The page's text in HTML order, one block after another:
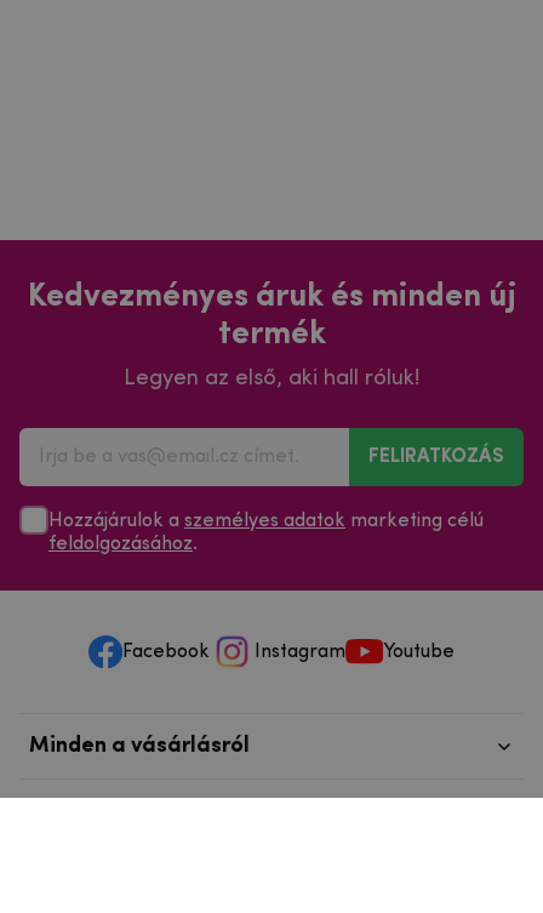
Kedvezményes áruk és minden új
termék
Legyen az első, aki hall róluk!
FELIRATKOZÁS
Hozzájárulok a személyes adatok marketing célú
feldolgozásához.
Facebook Instagram Youtube
Minden a vásárlásról